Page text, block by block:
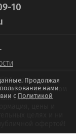
Продолжая
нами
с Политикой
10
вы
в противном
сайт. Вся
цены и
целях и ни
офертой!